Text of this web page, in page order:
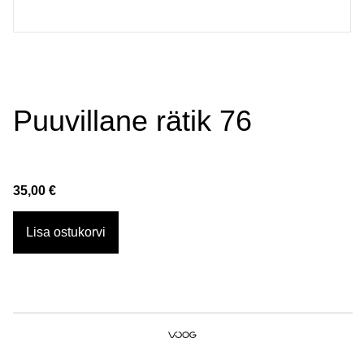
Puuvillane rätik 76
35,00 €
Lisa ostukorvi